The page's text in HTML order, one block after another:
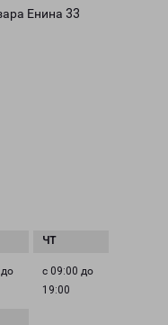
Енина 33
с 09:00 до
19:00